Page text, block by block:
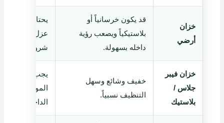
خزان
أرضي
قد يكون خرسانياً أو
بلاستيكياً ويصعب رؤية
داخله بسهولة.
يحتاج شفط
عزل إذا ظهرت
شروخ.
خزان فيبر
جلاس /
بلاستيك
خفيف وشائع وسهل
التنظيف نسبياً.
يجب تجنب
المواد التي
الداخلي.